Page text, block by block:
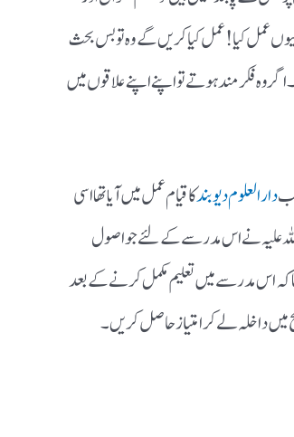
عمل کیا! عمل کیا کریں گے وہ تو بس بحث
وہ فکرمند ہوتے تو اپنے اپنے علاقوں میں
دارالعلوم دیوبندکا قیام عمل میں آیا تھا اسی
علیہ نے اس مدرسے کے لئے جو اصول
کہ اس مدرسے میں تعلیم مکمل کرنے کے بعد
داخلہ لے کر امتیاز حاصل کریں۔